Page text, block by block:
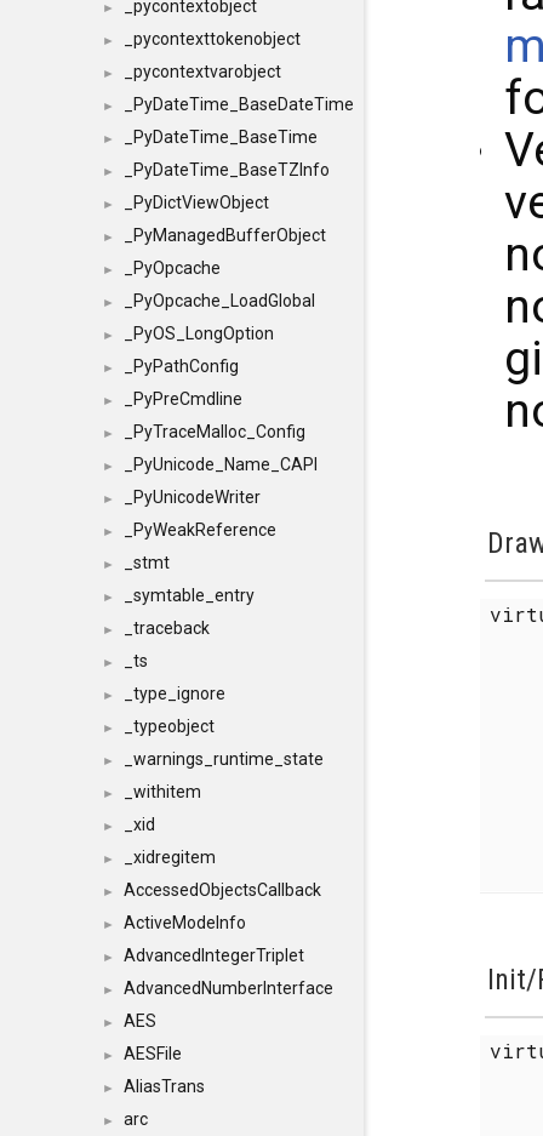
► _pycontextobject
► _pycontexttokenobject
► _pycontextvarobject
► _PyDateTime_BaseDateTime
► _PyDateTime_BaseTime
► _PyDateTime_BaseTZInfo
► _PyDictViewObject
► _PyManagedBufferObject
► _PyOpcache
► _PyOpcache_LoadGlobal
► _PyOS_LongOption
► _PyPathConfig
► _PyPreCmdline
► _PyTraceMalloc_Config
► _PyUnicode_Name_CAPI
► _PyUnicodeWriter
► _PyWeakReference
► _stmt
► _symtable_entry
► _traceback
► _ts
► _type_ignore
► _typeobject
► _warnings_runtime_state
► _withitem
► _xid
► _xidregitem
► AccessedObjectsCallback
► ActiveModeInfo
► AdvancedIntegerTriplet
► AdvancedNumberInterface
► AES
► AESFile
► AliasTrans
► arc
Init/